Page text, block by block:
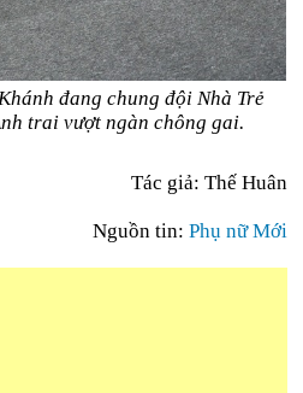
đang chung đội Nhà Trẻ
trai vượt ngàn chông gai.
Tác giả: Thế Huân
Nguồn tin: Phụ nữ Mới